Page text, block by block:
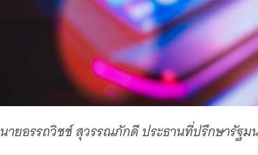
นายอรรถวิชช์ สุวรรณภักดี ประธานที่ปรึกษารัฐ